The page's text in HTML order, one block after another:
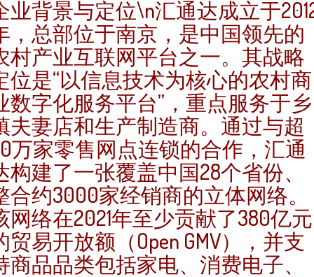
业背景与定位\n汇通达成立于
，总部位于南京，是中国领先的
村产业互联网平台之一。其战略
位是“以信息技术为核心的农村商
数字化服务平台”，重点服务于乡
夫妻店和生产制造商。通过与超
万家零售网点连锁的合作，汇通
构建了一张覆盖中国28个省份、
合约3000家经销商的立体网络。
网络在2021年至少贡献了380亿元
贸易开放额（Open GMV），并支
商品品类包括家电、消费电子、